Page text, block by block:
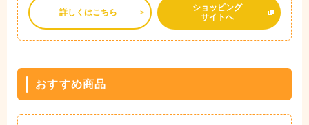
詳しくはこちら
ショッピング
サイトへ
おすすめ商品